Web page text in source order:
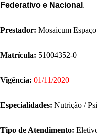
Federativo e Nacional .
Prestador: Mosaicum
Matrícula: 51004352-0
Vigência: 01/11/2020
Especialidades: Nutrição /
Tipo de Atendimento: